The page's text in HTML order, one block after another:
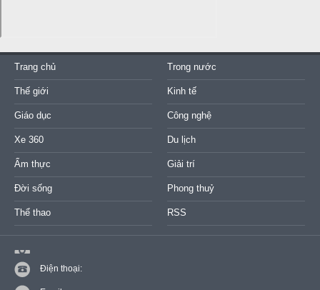
Trang chủ Trong nước
Thế giới Kinh tế
Giáo dục Công nghệ
Xe 360 Du lịch
Ẩm thực Giải trí
Đời sống Phong thuỷ
Thể thao RSS
Điện thoại: